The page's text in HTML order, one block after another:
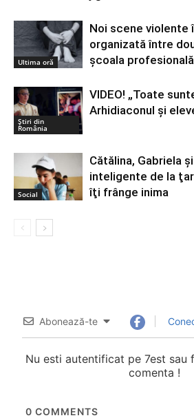
Ultima oră
Noi scene violente
organizată între
școala
Știri din
România
VIDEO! „Toate
Arhidiaconul și
Social
Cătălina, Gabriela
inteligente de la
îţi frânge inima
Abonează-te
Nu esti autentificat pe 7est sau
comenta !
0 COMMENTS